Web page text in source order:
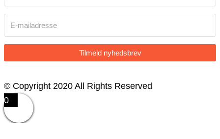
Tilmeld nyhedsbrev
© Copyright 2020 All Rights Reserved
0